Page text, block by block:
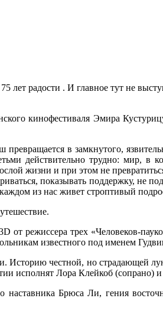
75 лет радости . И главное тут не
кинофестиваля Эмира
в замкнутого,
действительно трудно: мир, в
жизни и при этом не
показывать поддержку, не
из нас живет строптивый
от режиссера трех «Человеков-
известного под именем
честной, но страдающей
исполнят Лора Клейкоб (сопрано)
Брюса Ли, гения